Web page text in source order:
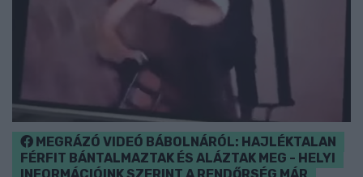
MEGRÁZÓ VIDEÓ BÁBOLNÁRÓL: HAJLÉKTALAN
FÉRFIT BÁNTALMAZTAK ÉS ALÁZTAK MEG - HELYI